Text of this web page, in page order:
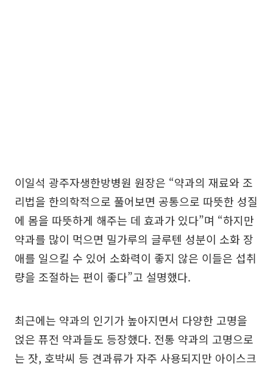
이일석 광주자생한방병원 원장은 “약과의 재료와 조
리법을 한의학적으로 풀어보면 공통으로 따뜻한 성질
에 몸을 따뜻하게 해주는 데 효과가 있다”며 “하지만
약과를 많이 먹으면 밀가루의 글루텐 성분이 소화 장
애를 일으킬 수 있어 소화력이 좋지 않은 이들은 섭취
량을 조절하는 편이 좋다”고 설명했다.
최근에는 약과의 인기가 높아지면서 다양한 고명을
얹은 퓨전 약과들도 등장했다. 전통 약과의 고명으로
는 잣, 호박씨 등 견과류가 자주 사용되지만 아이스크